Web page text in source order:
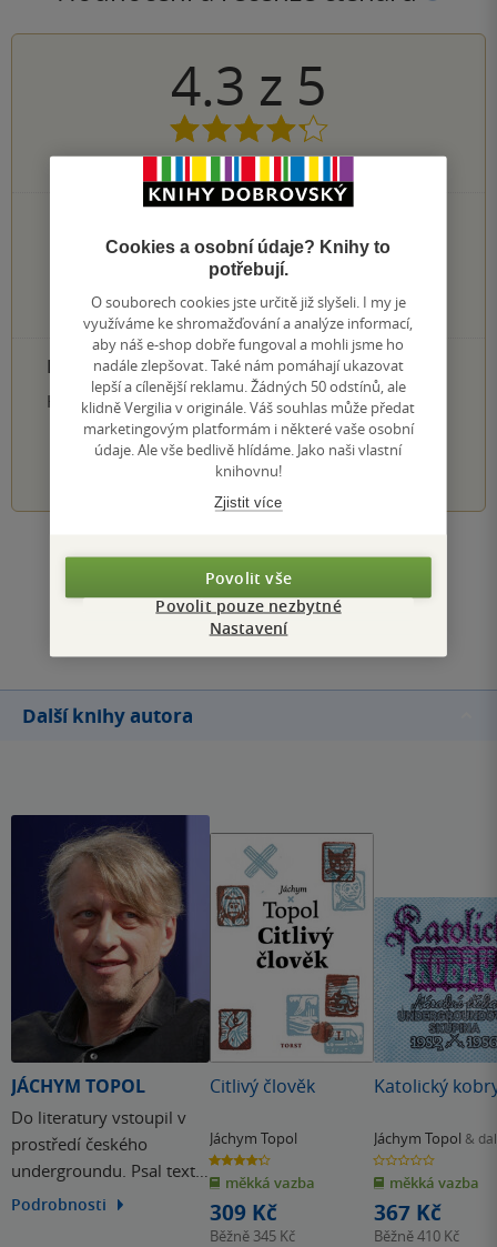
4.3 z 5
0×
4 hvězdičky
3×
3 hvězdičky
2 hvězdičky
0×
1 hvezdička
PŘIDEJTE SVÉ HODNOCENÍ PRODUKTU
Hodnocení našich knihkupců: 0.0 z 5
1 2 3 4 5
Zobrazit všechna hodnocení
Přidat hodnocení
Další knihy autora
JÁCHYM TOPOL
Do literatury vstoupil v
prostředí českého
undergroundu. Psal texty
pro kapelu Psí vojáci,
Podrobnosti
Citlivý člověk
Jáchym Topol
4.3
z
5
hvězdiček
měkká vazba
309 Kč
Běžně 345 Kč
Katolický
Jáchym Topol &
0.0
z
5
hvězdiček
měkká vazba
367 Kč
Běžně410 Kč
Cookies a osobní údaje? Knihy to
potřebují.
O souborech cookies jste určitě již slyšeli. I my je
využíváme ke shromažďování a analýze informací,
aby náš e-shop dobře fungoval a mohli jsme ho
nadále zlepšovat. Také nám pomáhají ukazovat
lepší a cílenější reklamu. Žádných 50 odstínů, ale
klidně Vergilia v originále. Váš souhlas může předat
marketingovým platformám i některé vaše osobní
údaje. Ale vše bedlivě hlídáme. Jako naši vlastní
knihovnu!
Zjistit více
Povolit vše
Povolit pouze nezbytné
Nastavení